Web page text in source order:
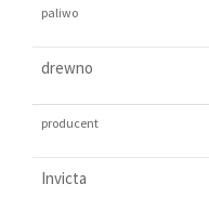
paliwo
drewno
producent
Invicta